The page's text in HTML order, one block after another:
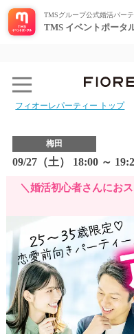
TMSグループ公式婚活パー
TMS イベントポータ
フィオーレパーティー トップ
梅田
09/27（土） 18:00 ～
＼婚活初心者さんにお